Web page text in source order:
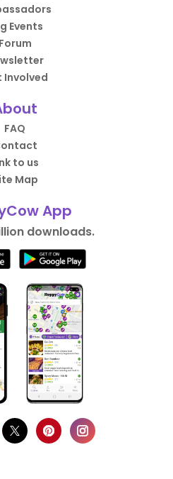
Events
Forum
Involved
FAQ
to us
Map
App
downloads.